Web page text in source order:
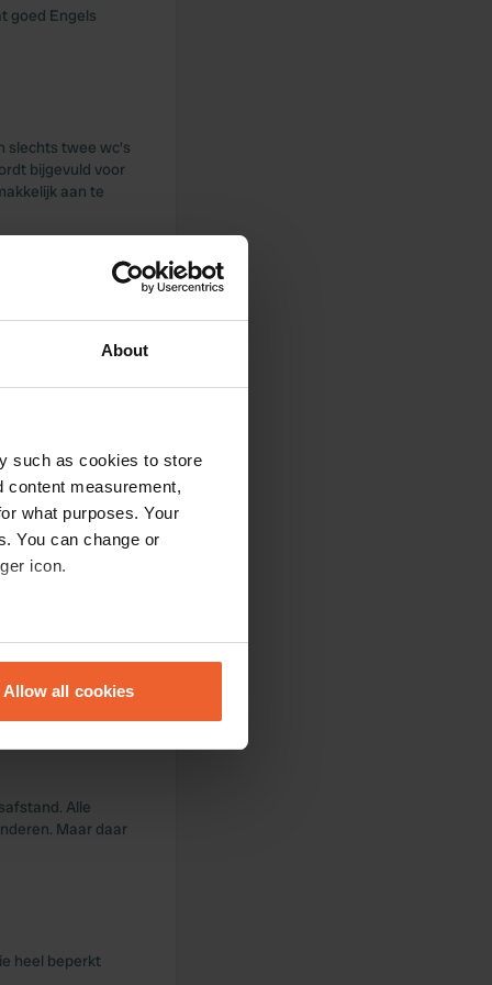
About
such as cookies to store
content measurement,
what purposes. Your
You can change or
icon.
meters
our traffic. We also share
may combine it with
Allow all cookies
goed Engels
slechts twee wc's
bijgevuld voor
aan te
exclusief
prijzig.
Alle
Maar daar
heel beperkt